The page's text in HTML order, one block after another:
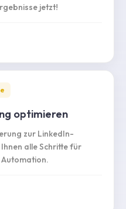
jetzt!
optimieren
zur LinkedIn-
alle Schritte für
Automation.